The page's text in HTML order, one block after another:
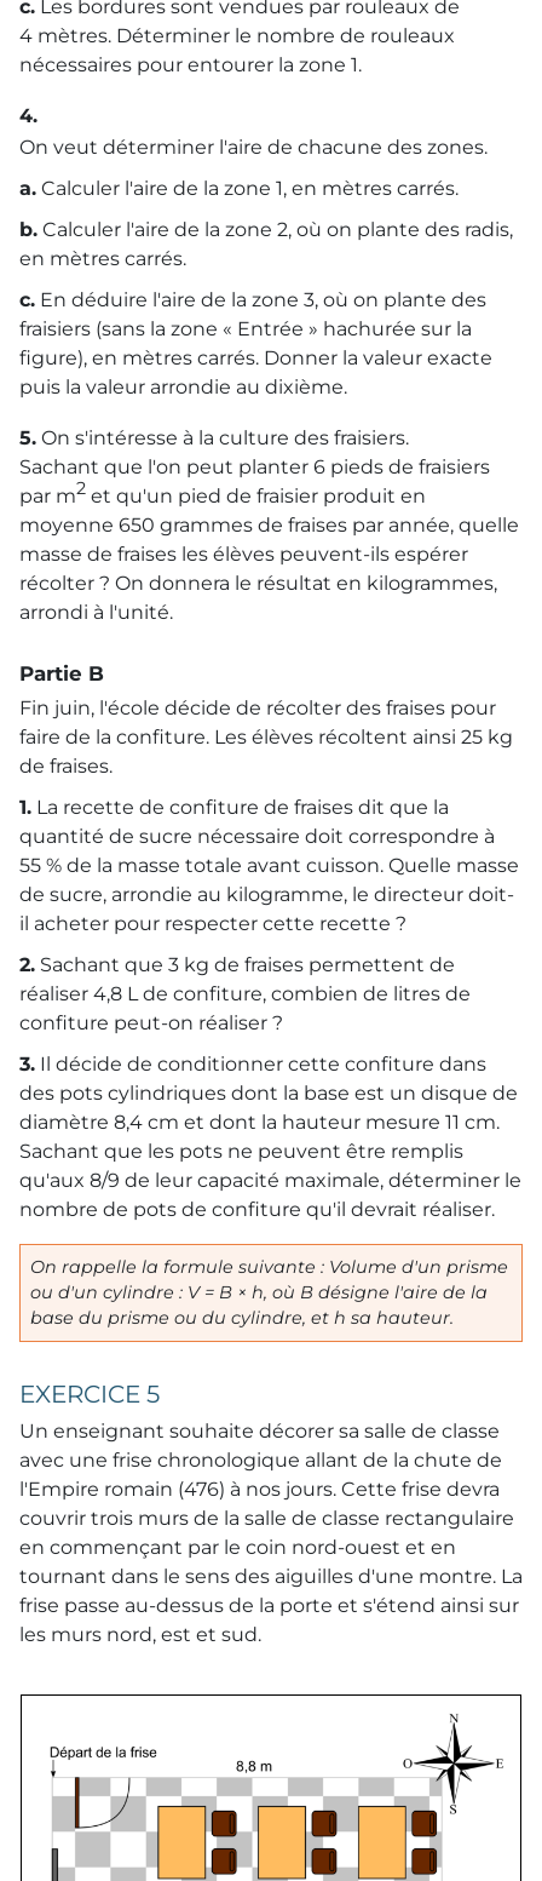
c. Les bordures sont vendues par rouleaux de
4 mètres. Déterminer le nombre de rouleaux
nécessaires pour entourer la zone 1.
4.
On veut déterminer l'aire de chacune des zones.
a. Calculer l'aire de la zone 1, en mètres carrés.
b. Calculer l'aire de la zone 2, où on plante des radis,
en mètres carrés.
c. En déduire l'aire de la zone 3, où on plante des
fraisiers (sans la zone « Entrée » hachurée sur la
figure), en mètres carrés. Donner la valeur exacte
puis la valeur arrondie au dixième.
5. On s'intéresse à la culture des fraisiers.
Sachant que l'on peut planter 6 pieds de fraisiers
par m2 et qu'un pied de fraisier produit en
moyenne 650 grammes de fraises par année, quelle
masse de fraises les élèves peuvent-ils espérer
récolter ? On donnera le résultat en kilogrammes,
arrondi à l'unité.
Partie B
Fin juin, l'école décide de récolter des fraises pour
faire de la confiture. Les élèves récoltent ainsi 25 kg
de fraises.
1. La recette de confiture de fraises dit que la
quantité de sucre nécessaire doit correspondre à
55 % de la masse totale avant cuisson. Quelle masse
de sucre, arrondie au kilogramme, le directeur doit-
il acheter pour respecter cette recette ?
2. Sachant que 3 kg de fraises permettent de
réaliser 4,8 L de confiture, combien de litres de
confiture peut-on réaliser ?
3. Il décide de conditionner cette confiture dans
des pots cylindriques dont la base est un disque de
diamètre 8,4 cm et dont la hauteur mesure 11 cm.
Sachant que les pots ne peuvent être remplis
qu'aux 8/9 de leur capacité maximale, déterminer le
nombre de pots de confiture qu'il devrait réaliser.
On rappelle la formule suivante : Volume d'un prisme
ou d'un cylindre : V= B × h, où B désigne l'aire de la
base du prisme ou du cylindre, et h sa hauteur.
EXERCICE 5
Un enseignant souhaite décorer sa salle de classe
avec une frise chronologique allant de la chute de
l'Empire romain (476) à nos jours. Cette frise devra
couvrir trois murs de la salle de classe rectangulaire
en commençant par le coin nord-ouest et en
tournant dans le sens des aiguilles d'une montre. La
frise passe au-dessus de la porte et s'étend ainsi sur
les murs nord, est et sud.